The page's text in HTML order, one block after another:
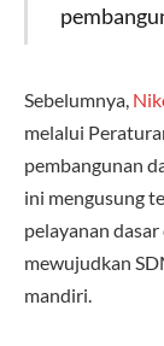
Sebelumnya,
melalui
pembangunan
ini mengusung
pelayanan
mewujudkan
mandiri.